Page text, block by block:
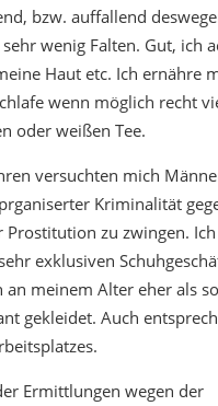
bzw. auffallend
wenig Falten. Gut, ich
Haut etc. Ich ernähre
wenn möglich recht
oder weißen Tee.
versuchten mich
Kriminalität
Prostitution zu zwingen.
exklusiven
an meinem Alter eher als
gekleidet. Auch
Ermittlungen wegen der